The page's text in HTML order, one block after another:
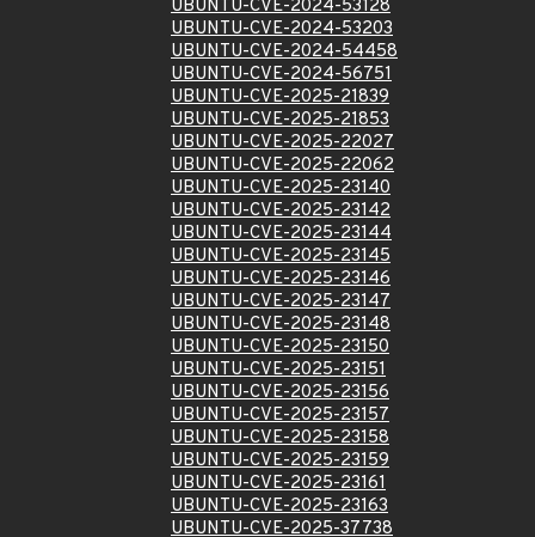
UBUNTU-CVE-2024-53128
UBUNTU-CVE-2024-53203
UBUNTU-CVE-2024-54458
UBUNTU-CVE-2024-56751
UBUNTU-CVE-2025-21839
UBUNTU-CVE-2025-21853
UBUNTU-CVE-2025-22027
UBUNTU-CVE-2025-22062
UBUNTU-CVE-2025-23140
UBUNTU-CVE-2025-23142
UBUNTU-CVE-2025-23144
UBUNTU-CVE-2025-23145
UBUNTU-CVE-2025-23146
UBUNTU-CVE-2025-23147
UBUNTU-CVE-2025-23148
UBUNTU-CVE-2025-23150
UBUNTU-CVE-2025-23151
UBUNTU-CVE-2025-23156
UBUNTU-CVE-2025-23157
UBUNTU-CVE-2025-23158
UBUNTU-CVE-2025-23159
UBUNTU-CVE-2025-23161
UBUNTU-CVE-2025-23163
UBUNTU-CVE-2025-37738